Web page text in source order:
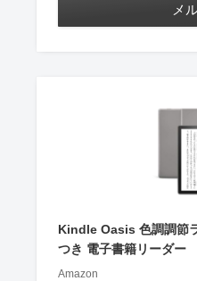
メ
Kindle Oasis 色調調節
つき 電子書籍リーダー
Amazon